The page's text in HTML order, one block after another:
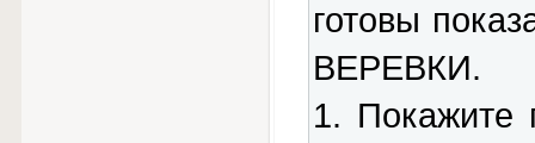
готовы
ВЕРЕВКИ.
1. Покажите